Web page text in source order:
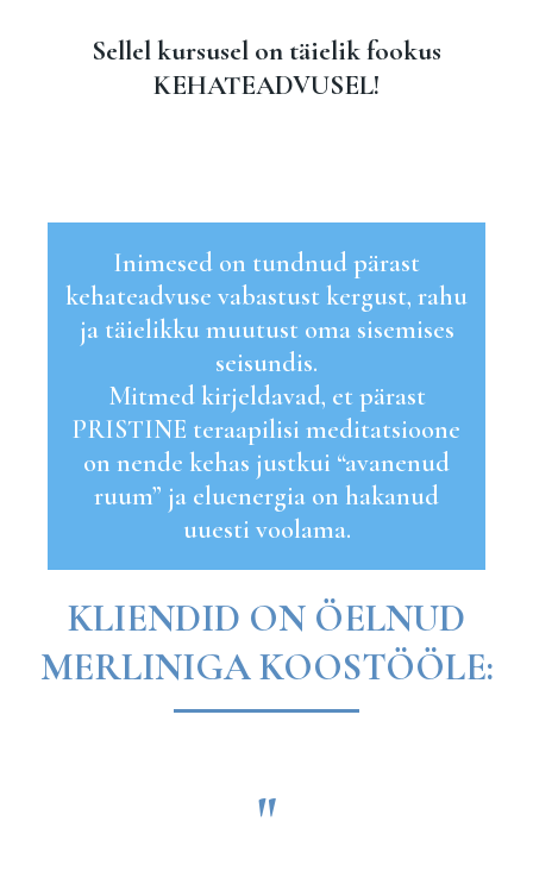
Sellel kursusel on täielik fookus
KEHATEADVUSEL!
Inimesed on tundnud pärast
kehateadvuse vabastust kergust, rahu
ja täielikku muutust oma sisemises
seisundis.
Mitmed kirjeldavad, et pärast
PRISTINE teraapilisi meditatsioone
on nende kehas justkui “avanenud
ruum” ja eluenergia on hakanud
uuesti voolama.
KLIENDID ON ÖELNUD
MERLINIGA KOOSTÖÖLE:
"